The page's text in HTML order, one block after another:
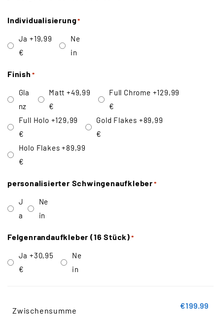
Individualisierung*
Ja +19,99
€
Ne
in
Finish *
Gla
nz
Matt +49,99
€
Full Chrome +129,99
€
Full Holo +129,99
€
Gold Flakes +89,99
€
Holo Flakes +89,99
€
personalisierter Schwingenaufkleber*
J
a
Ne
in
Felgenrandaufkleber (16 Stück)*
Ja +30,95
€
Ne
in
Zwischensumme
€199.99